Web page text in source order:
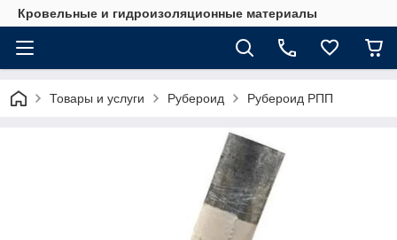
Кровельные и гидроизоляционные материалы
Товары и услуги Рубероид Рубероид РПП